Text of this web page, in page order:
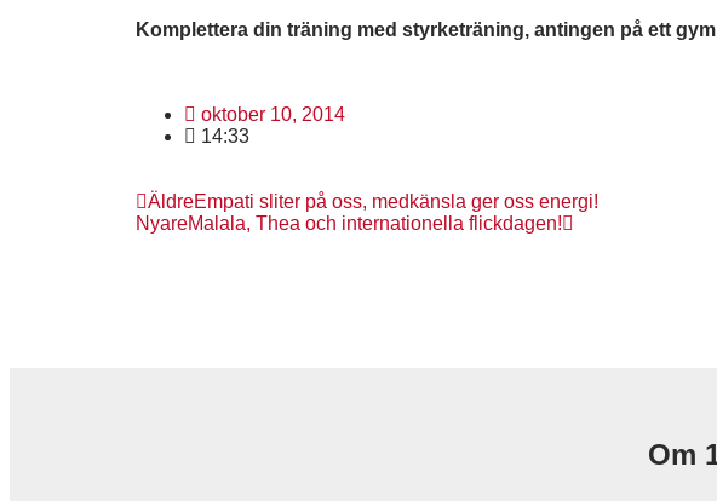
Komplettera din träning med styrketräning, antingen på ett
oktober 10, 2014
14:33
ÄldreEmpati sliter på oss, medkänsla ger oss energi!
NyareMalala, Thea och internationella flickdagen!
Om